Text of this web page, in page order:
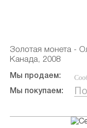
Золотая монета -
Канада, 2008
Мы продаем:
Мы покупаем: